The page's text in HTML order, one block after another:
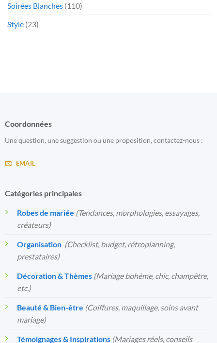
Soirées Blanches (110)
Style (23)
Coordonnées
Une question, une suggestion ou une proposition, contactez-nous :
EMAIL
Catégories principales
Robes de mariée (Tendances, morphologies, essayages,
créateurs)
Organisation️ (Checklist, budget, rétroplanning,
prestataires)
Décoration & Thèmes (Mariage bohème, chic, champêtre,
etc.)
Beauté & Bien-être (Coiffures, maquillage, soins avant
mariage)
Témoignages & Inspirations (Mariages réels, conseils